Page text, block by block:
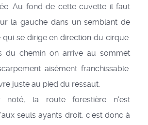
Au fond de cette cuvette il faut
la gauche dans un semblant de
se dirige en direction du cirque.
du chemin on arrive au sommet
aisément franchissable.
juste au pied du ressaut.
noté, la route forestière n'est
seuls ayants droit, c'est donc à